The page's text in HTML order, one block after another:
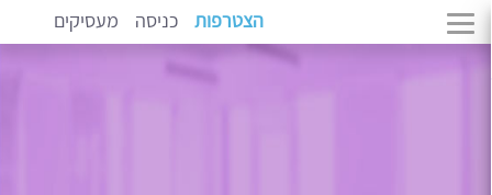
הצטרפות כניסה מעסיקים